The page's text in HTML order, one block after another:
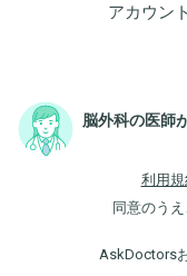
アカウン
脳外科の医師
利用規
同意のう
AskDoctors